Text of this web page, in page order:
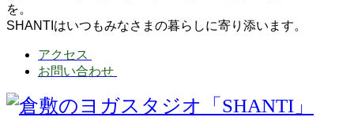
を。
SHANTIはいつもみなさまの暮らしに寄り添います。
アクセス
お問い合わせ